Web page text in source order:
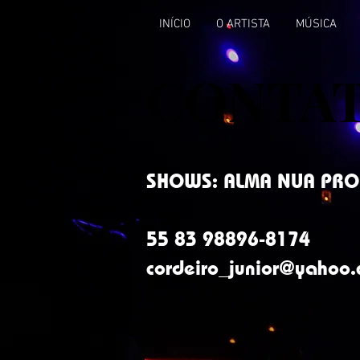
INÍCIO O ARTISTA MÚSICA
SHOWS: ALMA NUA
55 83 98896-8174